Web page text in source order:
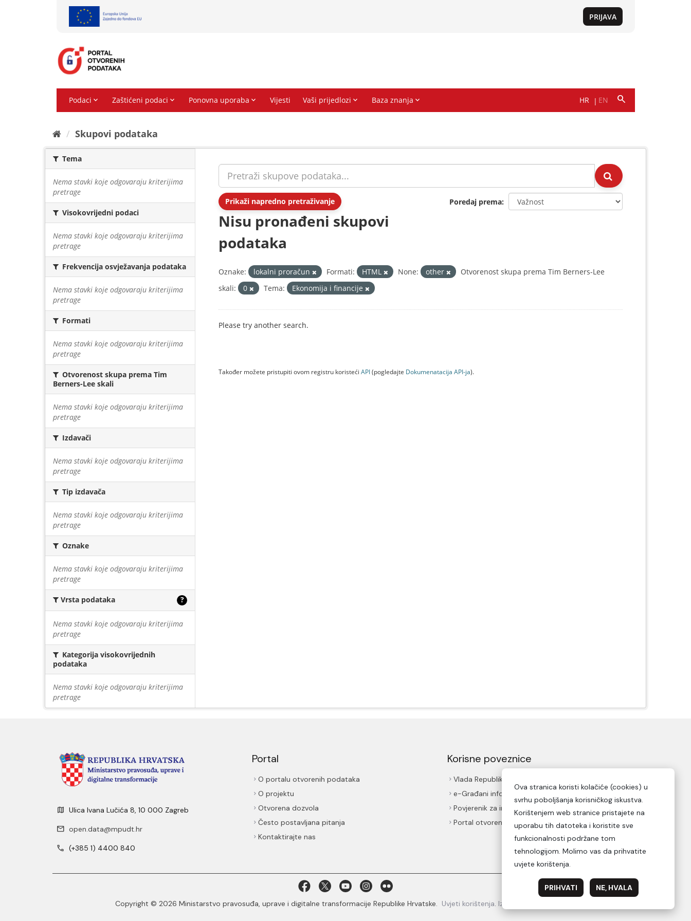
Skupovi podаtаkа
Tema
Nema stavki koje odgovaraju kriterijima
pretrage
Visokovrijedni podaci
Nema stavki koje odgovaraju kriterijima
pretrage
Frekvencija osvježavanja podataka
Nema stavki koje odgovaraju kriterijima
pretrage
Formati
Nema stavki koje odgovaraju kriterijima
pretrage
Otvorenost skupa prema Tim
Berners-Lee skali
Nema stavki koje odgovaraju kriterijima
pretrage
Izdavači
Nema stavki koje odgovaraju kriterijima
pretrage
Tip izdavača
Nema stavki koje odgovaraju kriterijima
pretrage
Oznake
Nema stavki koje odgovaraju kriterijima
pretrage
Vrsta podataka ?
Nema stavki koje odgovaraju kriterijima
pretrage
Kategorija visokovrijednih
podataka
Nema stavki koje odgovaraju kriterijima
pretrage
Prikaži napredno pretraživanje Poredaj prema
Nisu pronađeni skupovi
podataka
Oznake: lokalni proračun Formati: HTML None: other
Otvorenost skupa prema Tim Berners-Lee
skali:
0 Tema: Ekonomija i financije
Please try another search.
Također možete pristupiti ovom registru koristeći API(pogledajte Dokumenаtаcijа API-jа).